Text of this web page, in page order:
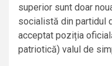
superior sunt doar
socialistă din partidul
acceptat poziția
patriotică) valul de